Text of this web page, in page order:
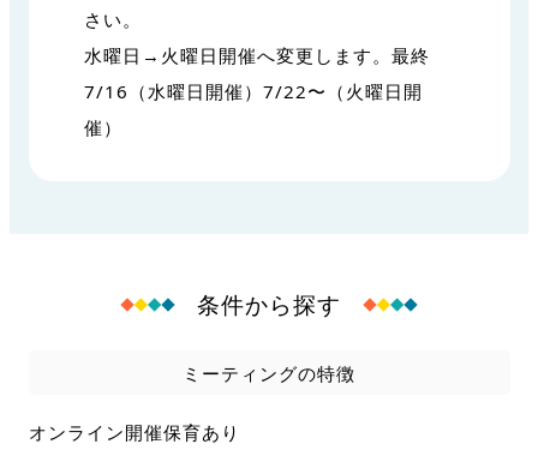
さい。
水曜日→火曜日開催へ変更します。最終
7/16（水曜日開催）7/22〜（火曜日開
催）
条件から探す
ミーティングの特徴
オンライン開催保育あり